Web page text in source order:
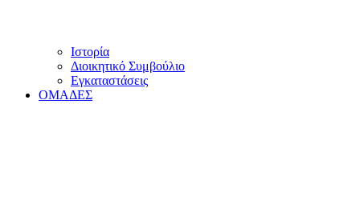
Ιστορία
Διοικητικό Συμβούλιο
Εγκαταστάσεις
ΟΜΑΔΕΣ